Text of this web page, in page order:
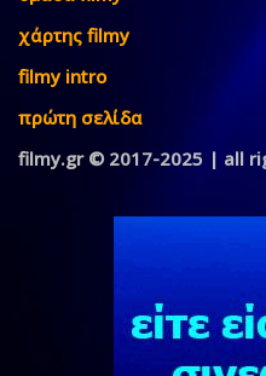
χάρτης filmy
filmy intro
πρώτη σελίδα
filmy.gr © 2017-2025 | all